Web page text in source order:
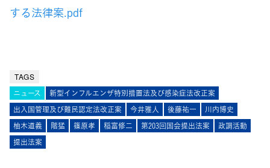
する法律案.pdf
TAGS
ニュース
新型インフルエンザ特別措置法及び感染症法改正案
出入国管理及び難民認定法改正案
今井雅人 後藤祐一
川内博史
柚木道義
階猛 篠原孝 稲富修二 第203回国会提出法案
政調活動
提出法案